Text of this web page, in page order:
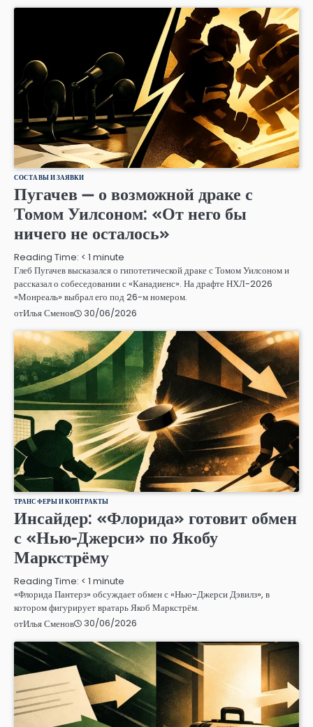
СОСТАВЫ И ЗАЯВКИ
Пугачев — о возможной драке с
Томом Уилсоном: «От него бы
ничего не осталось»
Reading Time: < 1 minute
Глеб Пугачев высказался о гипотетической драке с Томом Уилсоном и
рассказал о собеседовании с «Канадиенс». На драфте НХЛ-2026
«Монреаль» выбрал его под 26-м номером.
отИлья Сменов 30/06/2026
ТРАНСФЕРЫ И КОНТРАКТЫ
Инсайдер: «Флорида» готовит обмен
с «Нью-Джерси» по Якобу
Маркстрёму
Reading Time: < 1 minute
«Флорида Пантерз» обсуждает обмен с «Нью-Джерси Дэвилз», в
котором фигурирует вратарь Якоб Маркстрём.
отИлья Сменов 30/06/2026